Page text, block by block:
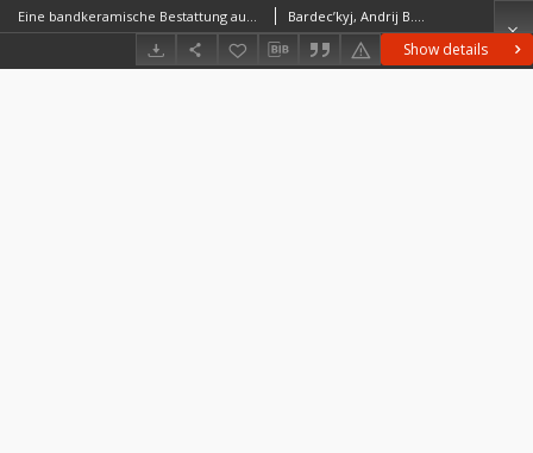
Show details
Eine bandkeramische Bestattung aus Baїv bei Luzk in Wolhynien = Pochówek kultury ceramiki wstęgowej rytej z miejscowości Baїv koło Łucka Bardec’kyj, Andrij B.Dębiec, MaciejSaile, Thomas